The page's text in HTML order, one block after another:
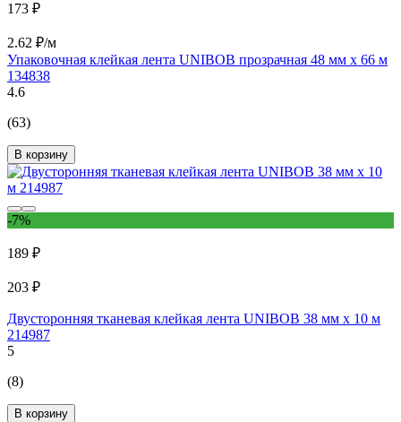
173 ₽
2.62 ₽/м
Упаковочная клейкая лента UNIBOB прозрачная 48 мм х 66 м
134838
4.6
(63)
В корзину
-7%
189 ₽
203 ₽
Двусторонняя тканевая клейкая лента UNIBOB 38 мм х 10 м
214987
5
(8)
В корзину